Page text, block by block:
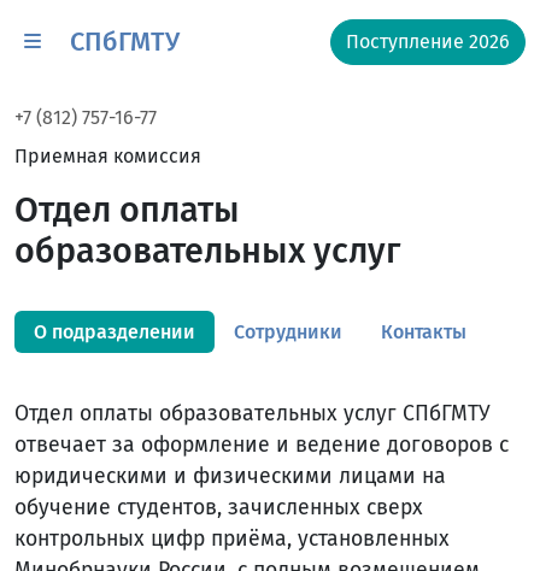
СПбГМТУ Поступление 2026
+7 (812) 757-16-77
Приемная комиссия
Отдел оплаты
образовательных услуг
О подразделении Сотрудники Контакты
Отдел оплаты образовательных услуг СПбГМТУ
отвечает за оформление и ведение договоров с
юридическими и физическими лицами на
обучение студентов, зачисленных сверх
контрольных цифр приёма, установленных